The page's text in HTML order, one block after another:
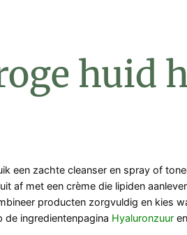
huid
een zachte cleanser en spray of
af met een crème die lipiden
producten zorgvuldig en kies
ingredientenpagina Hyaluronzuur